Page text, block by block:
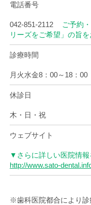
電話番号
042-851-2112
ご予約
リーズをご希望」の旨
診療時間
月火水金8：00～18：
休診日
木・日・祝
ウェブサイト
▼さらに詳しい医院情
http://www.sato-
※歯科医院都合により